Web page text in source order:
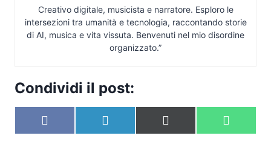
Creativo digitale, musicista e narratore. Esploro le
intersezioni tra umanità e tecnologia, raccontando storie
di AI, musica e vita vissuta. Benvenuti nel mio disordine
organizzato.”
Condividi il post:
c
a
c
i
c
(
c
h